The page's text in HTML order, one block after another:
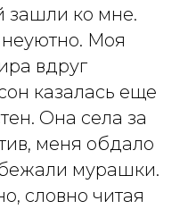
зашли ко мне.
Моя
вдруг
казалась еще
Она села за
меня обдало
мурашки.
словно читая